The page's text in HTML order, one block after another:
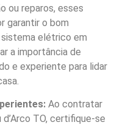
ou reparos, esses
garantir o bom
elétrico em
a importância de
e experiente para lidar
Ao contratar
TO, certifique-se